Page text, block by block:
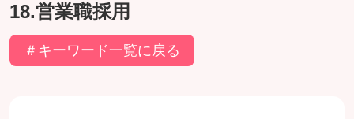
18.営業職採用
＃キーワード一覧に戻る